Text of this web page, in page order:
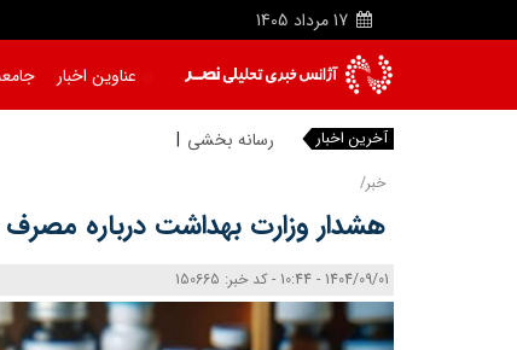
17 مرداد 1405
عناوین اخبار
آخرین اخبار رسانه بخشی از زیرساخ
خبر/
هشدار وزارت بهداشت درباره مصرف
1404/09/01 - 10:44 - کد خبر: 150665